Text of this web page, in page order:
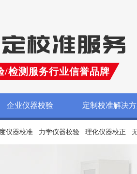
/检测服务行业信誉品牌
企业仪器校验 定制校准解决
仪器校准 力学仪器校验 理化仪器校正